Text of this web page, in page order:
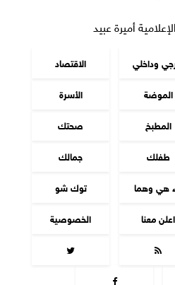
أميرة عبيد
وداخلي
الاقتصاد
الموضة
الأسرة
المطبخ
صحتك
طفلك
جمالك
هي وهما
توك شو
اعلن معنا
الخصوصية


